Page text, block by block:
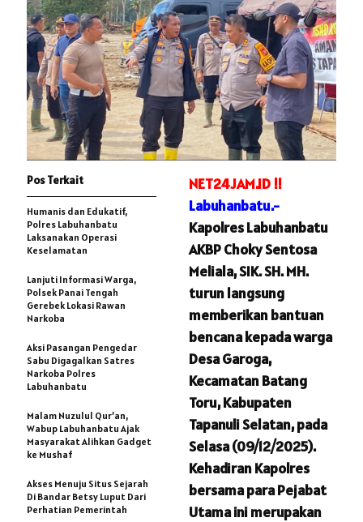
NET24JAM.ID !!
Labuhanbatu.-
Kapolres Labuhanbatu
AKBP Choky Sentosa
Meliala, SIK. SH. MH.
turun langsung
memberikan bantuan
bencana kepada warga
Desa Garoga,
Kecamatan Batang
Toru, Kabupaten
Tapanuli Selatan, pada
Selasa (09/12/2025).
Kehadiran Kapolres
bersama para Pejabat
Utama ini merupakan
Pos Terkait
Humanis dan Edukatif,
Polres Labuhanbatu
Laksanakan Operasi
Keselamatan
Lanjuti Informasi Warga,
Polsek Panai Tengah
Gerebek Lokasi Rawan
Narkoba
Aksi Pasangan Pengedar
Sabu Digagalkan Satres
Narkoba Polres
Labuhanbatu
Malam Nuzulul Qur’an,
Wabup Labuhanbatu Ajak
Masyarakat Alihkan Gadget
ke Mushaf
Akses Menuju Situs Sejarah
Di Bandar Betsy Luput Dari
Perhatian Pemerintah